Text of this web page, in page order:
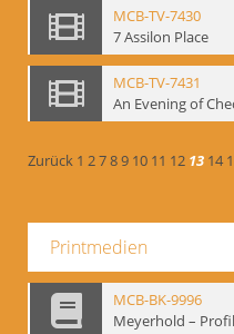
MCB-TV-7430
7 Assilon Place
MCB-TV-7431
Zurück 1 2789 10 11 12 13 14
Printmedien
MCB-BK-9996